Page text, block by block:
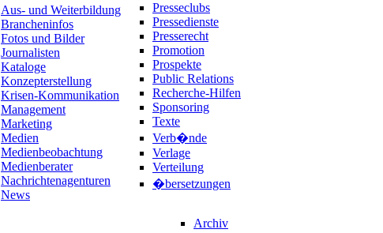
Aus- und Weiterbildung
Brancheninfos
Fotos und Bilder
Journalisten
Kataloge
Konzepterstellung
Krisen-Kommunikation
Management
Marketing
Medien
Medienbeobachtung
Medienberater
Nachrichtenagenturen
News
Presseclubs
Pressedienste
Presserecht
Promotion
Prospekte
Public Relations
Recherche-Hilfen
Sponsoring
Texte
Verb�nde
Verlage
Verteilung
�bersetzungen
Archiv